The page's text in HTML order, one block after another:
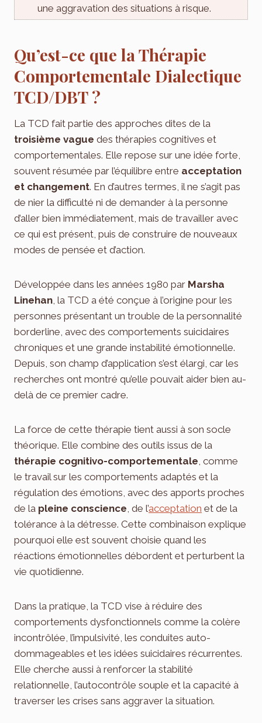
une aggravation des situations à risque.
Qu’est-ce que la Thérapie
Comportementale Dialectique
TCD/DBT ?
La TCD fait partie des approches dites de la
troisième vague des thérapies cognitives et
comportementales. Elle repose sur une idée forte,
souvent résumée par l’équilibre entre acceptation
et changement. En d’autres termes, il ne s’agit pas
de nier la difficulté ni de demander à la personne
d’aller bien immédiatement, mais de travailler avec
ce qui est présent, puis de construire de nouveaux
modes de pensée et d’action.
Développée dans les années 1980 par Marsha
Linehan , la TCD a été conçue à l’origine pour les
personnes présentant un trouble de la personnalité
borderline, avec des comportements suicidaires
chroniques et une grande instabilité émotionnelle.
Depuis, son champ d’application s’est élargi, car les
recherches ont montré qu’elle pouvait aider bien au-
delà de ce premier cadre.
La force de cette thérapie tient aussi à son socle
théorique. Elle combine des outils issus de la
thérapie cognitivo-comportementale , comme
le travail sur les comportements adaptés et la
régulation des émotions, avec des apports proches
de la pleine conscience , de l’acceptation et de la
tolérance à la détresse. Cette combinaison explique
pourquoi elle est souvent choisie quand les
réactions émotionnelles débordent et perturbent la
vie quotidienne.
Dans la pratique, la TCD vise à réduire des
comportements dysfonctionnels comme la colère
incontrôlée, l’impulsivité, les conduites auto-
dommageables et les idées suicidaires récurrentes.
Elle cherche aussi à renforcer la stabilité
relationnelle, l’autocontrôle souple et la capacité à
traverser les crises sans aggraver la situation.